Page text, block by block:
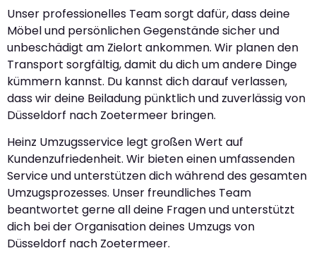
Unser professionelles Team sorgt dafür, dass deine
Möbel und persönlichen Gegenstände sicher und
unbeschädigt am Zielort ankommen. Wir planen den
Transport sorgfältig, damit du dich um andere Dinge
kümmern kannst. Du kannst dich darauf verlassen,
dass wir deine Beiladung pünktlich und zuverlässig von
Düsseldorf nach Zoetermeer bringen.
Heinz Umzugsservice legt großen Wert auf
Kundenzufriedenheit. Wir bieten einen umfassenden
Service und unterstützen dich während des gesamten
Umzugsprozesses. Unser freundliches Team
beantwortet gerne all deine Fragen und unterstützt
dich bei der Organisation deines Umzugs von
Düsseldorf nach Zoetermeer.